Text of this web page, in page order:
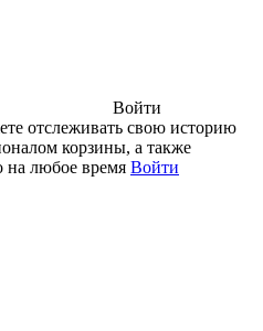
Войти
отслеживать свою историю
корзины, а также
на любое время Войти